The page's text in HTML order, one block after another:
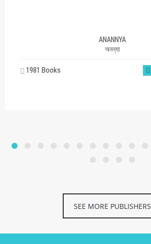
SOMOY PROKASHON
সময় প্রকাশন
1177 Books
SEE MORE PUBLISHERS